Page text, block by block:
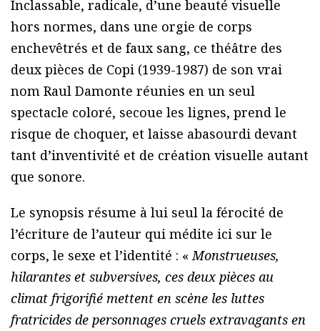
Inclassable, radicale, d’une beauté visuelle
hors normes, dans une orgie de corps
enchevêtrés et de faux sang, ce théâtre des
deux pièces de Copi (1939-1987) de son vrai
nom Raul Damonte réunies en un seul
spectacle coloré, secoue les lignes, prend le
risque de choquer, et laisse abasourdi devant
tant d’inventivité et de création visuelle autant
que sonore.
Le synopsis résume à lui seul la férocité de
l’écriture de l’auteur qui médite ici sur le
corps, le sexe et l’identité : « Monstrueuses,
hilarantes et subversives, ces deux pièces au
climat frigorifié mettent en scène les luttes
fratricides de personnages cruels extravagants en